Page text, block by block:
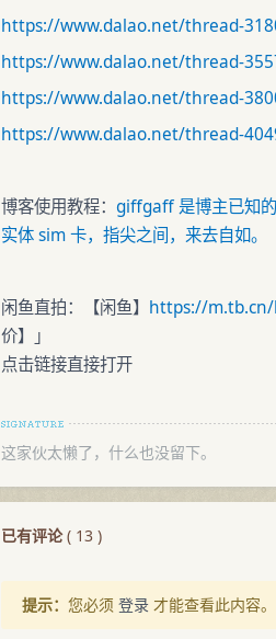
https://www.dalao.net/thread-
https://www.dalao.net/thread-
https://www.dalao.net/thread-
https://www.dalao.net/thread-
博客使用教程： giffgaff 是博主已知
实体 sim 卡，指尖之间，来去自如。
闲鱼直拍：【闲鱼】 https://m.tb.cn/
价】」
点击链接直接打开
这家伙太懒了，什么也没留下。
已有评论( 13 )
提示： 您必须 登录 才能查看此内容。